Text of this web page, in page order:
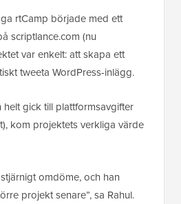
rtCamp började med ett
scriptlance.com (nu
var enkelt: att skapa ett
tweeta WordPress-inlägg.
gick till plattformsavgifter
kom projektets verkliga värde
omdöme, och han
projekt senare”, sa Rahul.